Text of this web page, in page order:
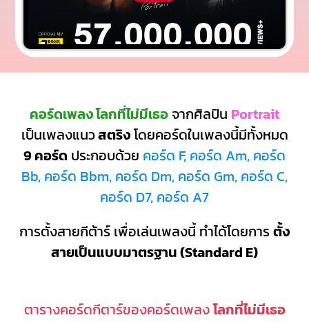
คอร์ดเพลง โลกที่ไม่มีเธอ จากศิลปิน Portrait
เป็นเพลงแนวสตริงโดยคอร์ดในเพลงนี้มีทั้งหมด
9 คอร์ด ประกอบด้วย คอร์ด F, คอร์ด Am, คอร์ด
Bb, คอร์ด Bbm, คอร์ด Dm, คอร์ด Gm, คอร์ด C,
คอร์ด D7, คอร์ด A7
การตั้งสายกีต้าร์ เพื่อเล่นเพลงนี้ ทำได้โดยการตั้ง
สายเป็นแบบมาตรฐาน (Standard E)
ตารางคอร์ดกีตาร์ของคอร์ดเพลงโลกที่ไม่มีเธอ